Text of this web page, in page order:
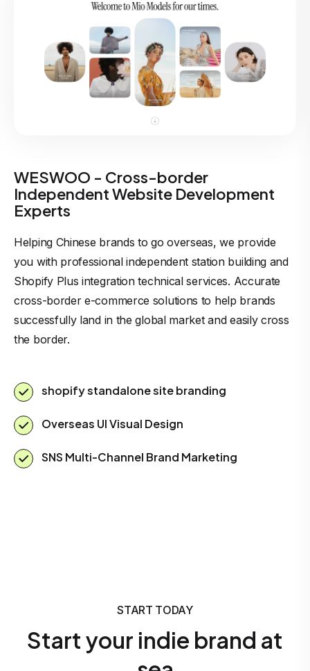
WESWOO - Cross-border
Independent Website Development
Experts
Helping Chinese brands to go overseas, we provide
you with professional independent station building and
Shopify Plus integration technical services. Accurate
cross-border e-commerce solutions to help brands
successfully land in the global market and easily cross
the border.
shopify standalone site branding
Overseas UI Visual Design
SNS Multi-Channel Brand Marketing
START TODAY
Start your indie brand at